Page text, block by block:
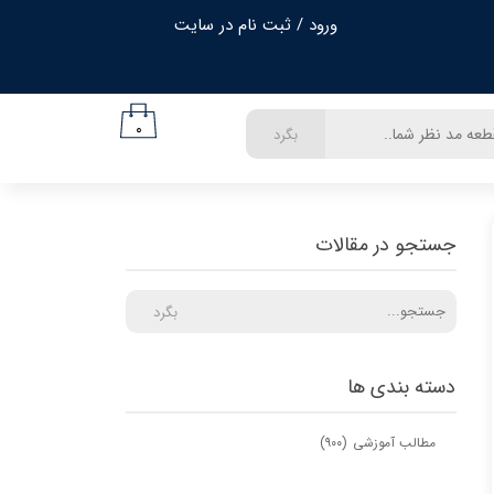
ورود / ثبت نام در سایت
تغییر گذر واژه
۰ بگرد
دسته بندی ها
مطالب آموزشی (۹۰۰)
جستجو در مقالات
بگرد